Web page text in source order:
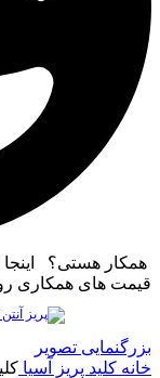
همکار هستی؟ اینجا
قیمت های همکاری
بزرگنمایی تصویر
خانه کلید پریز آسیا